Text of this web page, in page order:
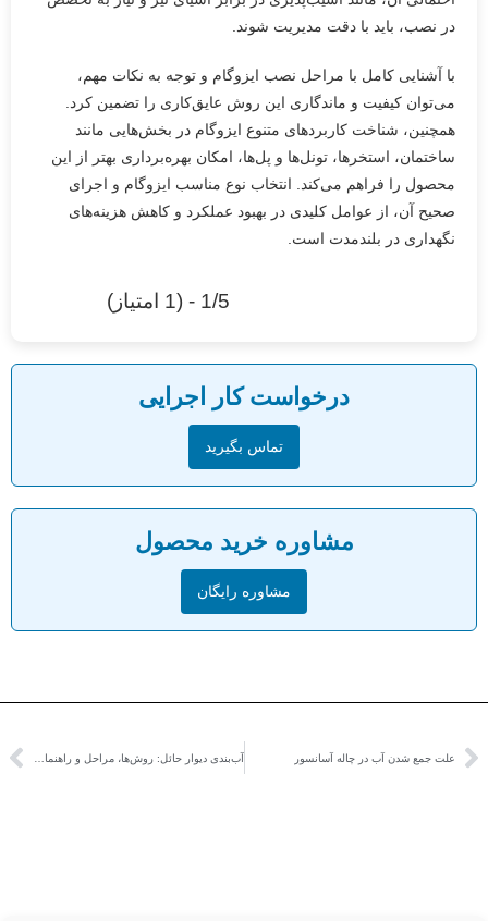
در نصب، باید با دقت مدیریت شوند.
با آشنایی کامل با مراحل نصب ایزوگام و توجه به نکات مهم،
می‌توان کیفیت و ماندگاری این روش عایق‌کاری را تضمین کرد.
همچنین، شناخت کاربردهای متنوع ایزوگام در بخش‌هایی مانند
ساختمان، استخرها، تونل‌ها و پل‌ها، امکان بهره‌برداری بهتر از این
محصول را فراهم می‌کند. انتخاب نوع مناسب ایزوگام و اجرای
صحیح آن، از عوامل کلیدی در بهبود عملکرد و کاهش هزینه‌های
نگهداری در بلندمدت است.
1/5 - (1 امتیاز)
درخواست کار اجرایی
تماس بگیرید
مشاوره خرید محصول
مشاوره رایگان
علت جمع‌ شدن آب در چاله آسانسور